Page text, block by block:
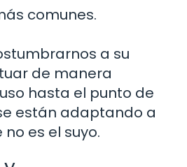
comunes.
a su
de manera
hasta el punto de
están adaptando a
es el suyo.